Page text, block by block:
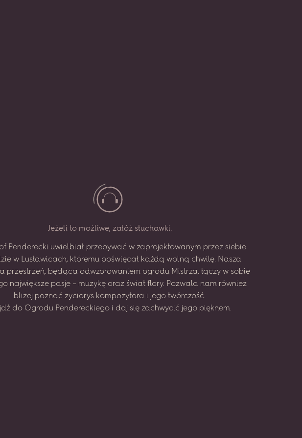
Jeżeli to możliwe, załóż słuchawki.
Penderecki uwielbiał przebywać w zaprojektowanym przez siebie
w Lusławicach, któremu poświęcał każdą wolną chwilę. Nasza
przestrzeń, będąca odwzorowaniem ogrodu Mistrza, łączy w sobie
największe pasje – muzykę oraz świat flory. Pozwala nam również
bliżej poznać życiorys kompozytora i jego twórczość.
do Ogrodu Pendereckiego i daj się zachwycić jego pięknem.